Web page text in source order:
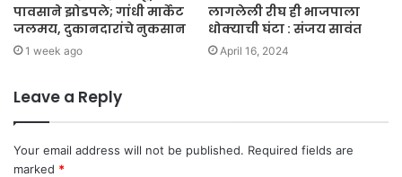
पावसाने झोडपले; गांधी मार्केट
जलमय, दुकानदारांचे नुकसान
1 week ago
लागलेली रीघ ही भाजपाला
धोक्याची घंटा : संजय सावंत
April 16, 2024
Leave a Reply
Your email address will not be published. Required fields are
marked *